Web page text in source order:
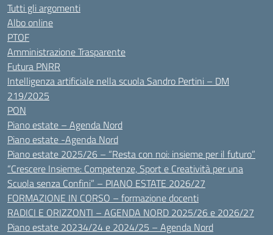
Tutti gli argomenti
Albo online
PTOF
Amministrazione Trasparente
Futura PNRR
Intelligenza artificiale nella scuola Sandro Pertini – DM
219/2025
PON
Piano estate – Agenda Nord
Piano estate -Agenda Nord
Piano estate 2025/26 – “Resta con noi: insieme per il futuro”
“Crescere Insieme: Competenze, Sport e Creatività per una
Scuola senza Confini” – PIANO ESTATE 2026/27
FORMAZIONE IN CORSO – formazione docenti
RADICI E ORIZZONTI – AGENDA NORD 2025/26 e 2026/27
Piano estate 20234/24 e 2024/25 – Agenda Nord